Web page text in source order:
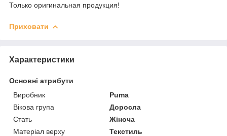
Только оригинальная продукция!
Приховати
Характеристики
Основні атрибути
Виробник
Puma
Вікова група
Доросла
Стать
Жіноча
Матеріал верху
Текстиль